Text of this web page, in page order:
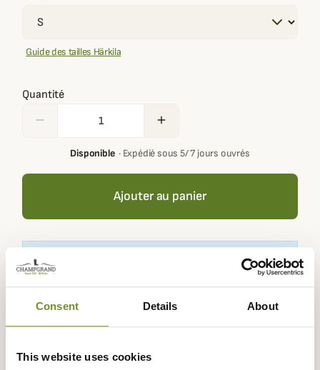
Consent Details About
This website uses cookies
Guide des tailles Härkila
Quantité
remove add
Disponible· Expédié sous 5/ 7 jours ouvrés
Ajouter au panier
Votre panier doit contenir au moins 100,00 € de produits
pour pouvoir obtenir des récompenses fidélité.
la journée
retour sous